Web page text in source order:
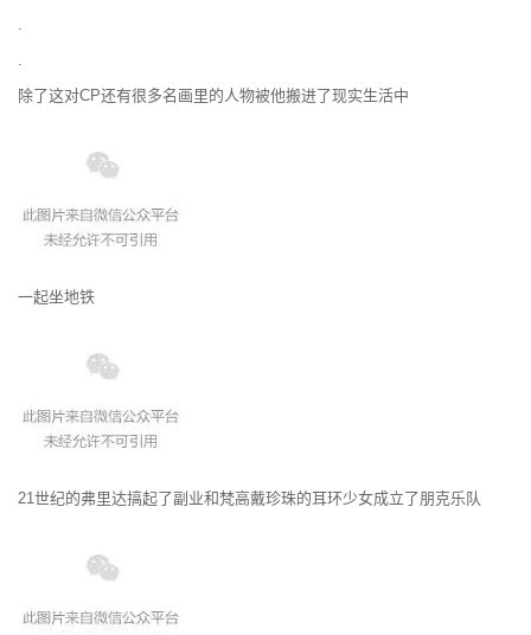
.
.
除了这对CP还有很多名画里的人物被他搬进了现实生活中
一起坐地铁
21世纪的弗里达搞起了副业和梵高戴珍珠的耳环少女成立了朋克乐队